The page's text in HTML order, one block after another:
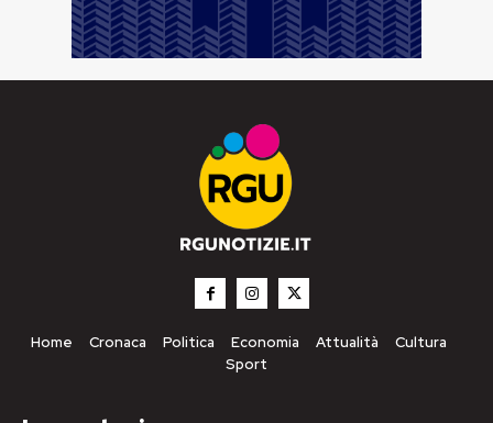
Home Cronaca Politica Economia Attualità
Cultura
Sport